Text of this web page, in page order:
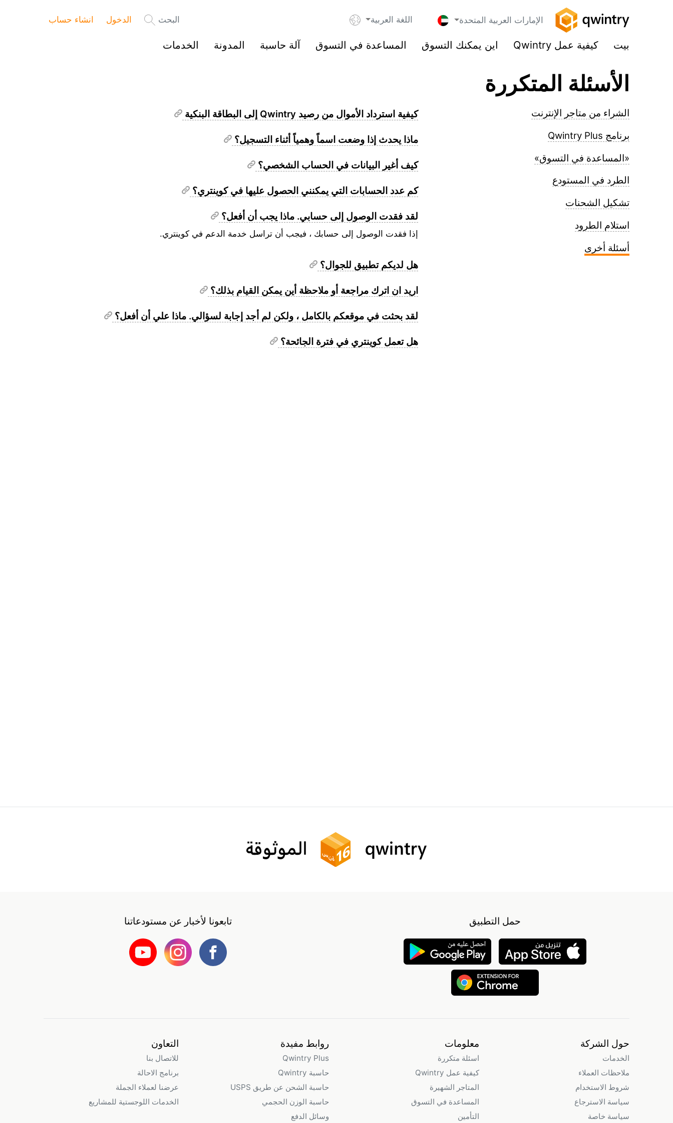
الإمارات العربية المتحدة اللغة العربية البحث الدخول انشاء حساب
بيت كيفية عمل Qwintry اين يمكنك التسوق المساعدة في التسوق آلة حاسبة المدونة الخدمات
الأسئلة المتكررة
الشراء من متاجر الإنترنت
برنامج Qwintry Plus
«المساعدة في التسوق»
الطرد في المستودع
تشكيل الشحنات
استلام الطرود
أسئلة أخرى
كيفية استرداد الأموال من رصيد Qwintry إلى البطاقة البنكية
ماذا يحدث إذا وضعت اسماً وهمياً أثناء التسجيل؟
كيف أغير البيانات في الحساب الشخصي؟
كم عدد الحسابات التي يمكنني الحصول عليها في كوينتري؟
لقد فقدت الوصول إلى حسابي. ماذا يجب أن أفعل؟
إذا فقدت الوصول إلى حسابك ، فيجب أن تراسل خدمة الدعم في كوينتري.
هل لديكم تطبيق للجوال؟
اريد ان اترك مراجعة أو ملاحظة أين يمكن القيام بذلك؟
لقد بحثت في موقعكم بالكامل ، ولكن لم أجد إجابة لسؤالي. ماذا علي أن أفعل؟
هل تعمل كوينتري في فترة الجائحة؟
حمل التطبيق تابعونا لأخبار عن مستودعاتنا
حول الشركة
الخدمات
ملاحظات العملاء
شروط الاستخدام
سياسة الاسترجاع
سياسة خاصة
معلومات
اسئلة متكررة
كيفية عمل Qwintry
المتاجر الشهيرة
المساعدة في التسوق
التأمين
روابط مفيدة
Qwintry Plus
حاسبة Qwintry
حاسبة الشحن عن طريق USPS
حاسبة الوزن الحجمي
وسائل الدفع
التعاون
للاتصال بنا
برنامج الاحالة
عرضنا لعملاء الجملة
الخدمات اللوجستية للمشاريع